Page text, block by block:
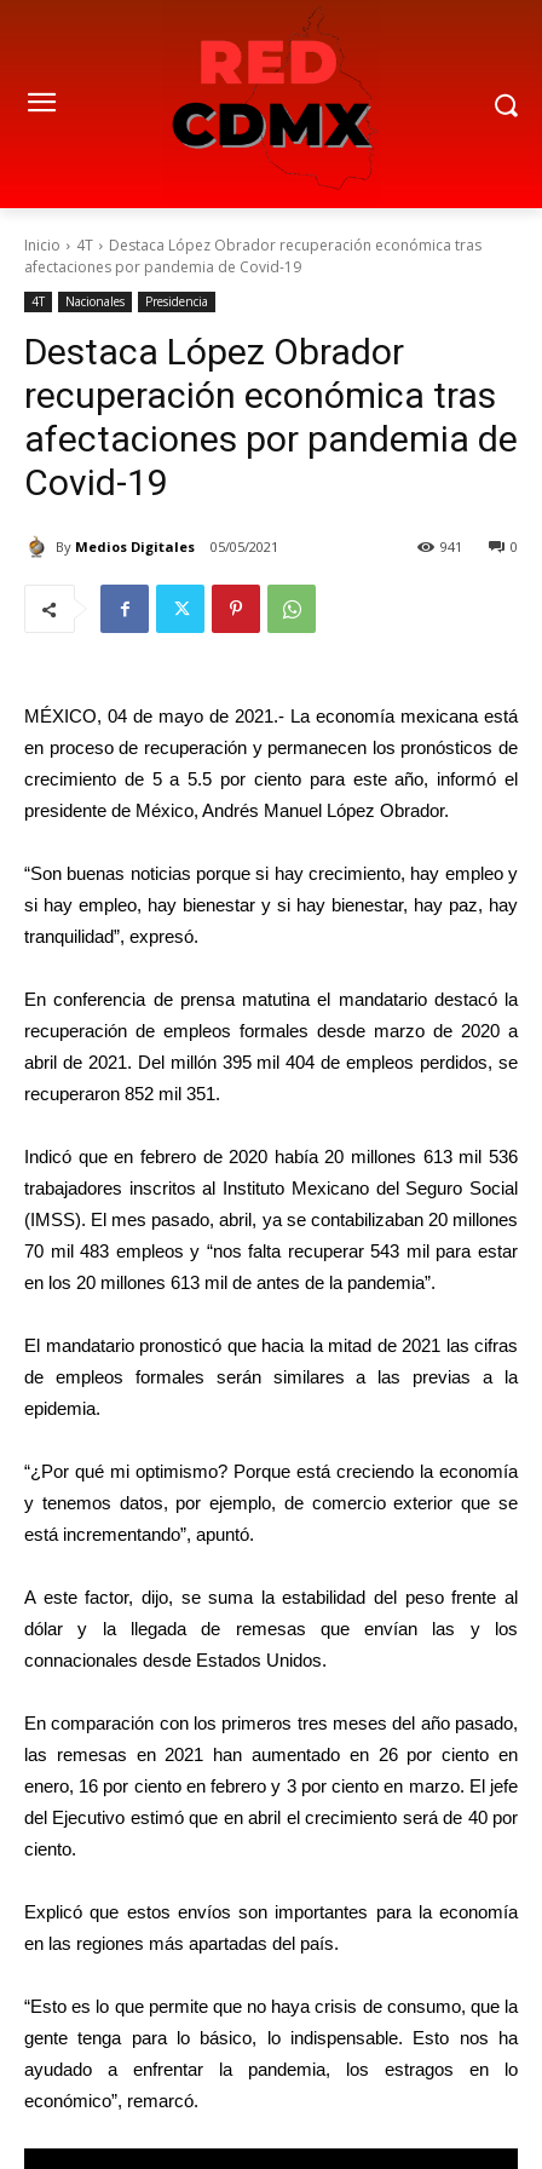
Inicio 4T
Destaca López Obrador recuperación económica tras
afectaciones por pandemia de Covid-19
4T Nacionales Presidencia
Destaca López Obrador
recuperación económica tras
afectaciones por pandemia de
Covid-19
By Medios Digitales 05/05/2021 0
941
MÉXICO, 04 de mayo de 2021.- La economía mexicana está
en proceso de recuperación y permanecen los pronósticos de
crecimiento de 5 a 5.5 por ciento para este año, informó el
presidente de México, Andrés Manuel López Obrador.
“Son buenas noticias porque si hay crecimiento, hay empleo y
si hay empleo, hay bienestar y si hay bienestar, hay paz, hay
tranquilidad”, expresó.
En conferencia de prensa matutina el mandatario destacó la
recuperación de empleos formales desde marzo de 2020 a
abril de 2021. Del millón 395 mil 404 de empleos perdidos, se
recuperaron 852 mil 351.
Indicó que en febrero de 2020 había 20 millones 613 mil 536
trabajadores inscritos al Instituto Mexicano del Seguro Social
(IMSS). El mes pasado, abril, ya se contabilizaban 20 millones
70 mil 483 empleos y “nos falta recuperar 543 mil para estar
en los 20 millones 613 mil de antes de la pandemia”.
El mandatario pronosticó que hacia la mitad de 2021 las cifras
de empleos formales serán similares a las previas a la
epidemia.
“¿Por qué mi optimismo? Porque está creciendo la economía
y tenemos datos, por ejemplo, de comercio exterior que se
está incrementando”, apuntó.
A este factor, dijo, se suma la estabilidad del peso frente al
dólar y la llegada de remesas que envían las y los
connacionales desde Estados Unidos.
En comparación con los primeros tres meses del año pasado,
las remesas en 2021 han aumentado en 26 por ciento en
enero, 16 por ciento en febrero y 3 por ciento en marzo. El jefe
del Ejecutivo estimó que en abril el crecimiento será de 40 por
ciento.
Explicó que estos envíos son importantes para la economía
en las regiones más apartadas del país.
“Esto es lo que permite que no haya crisis de consumo, que la
gente tenga para lo básico, lo indispensable. Esto nos ha
ayudado a enfrentar la pandemia, los estragos en lo
económico”, remarcó.